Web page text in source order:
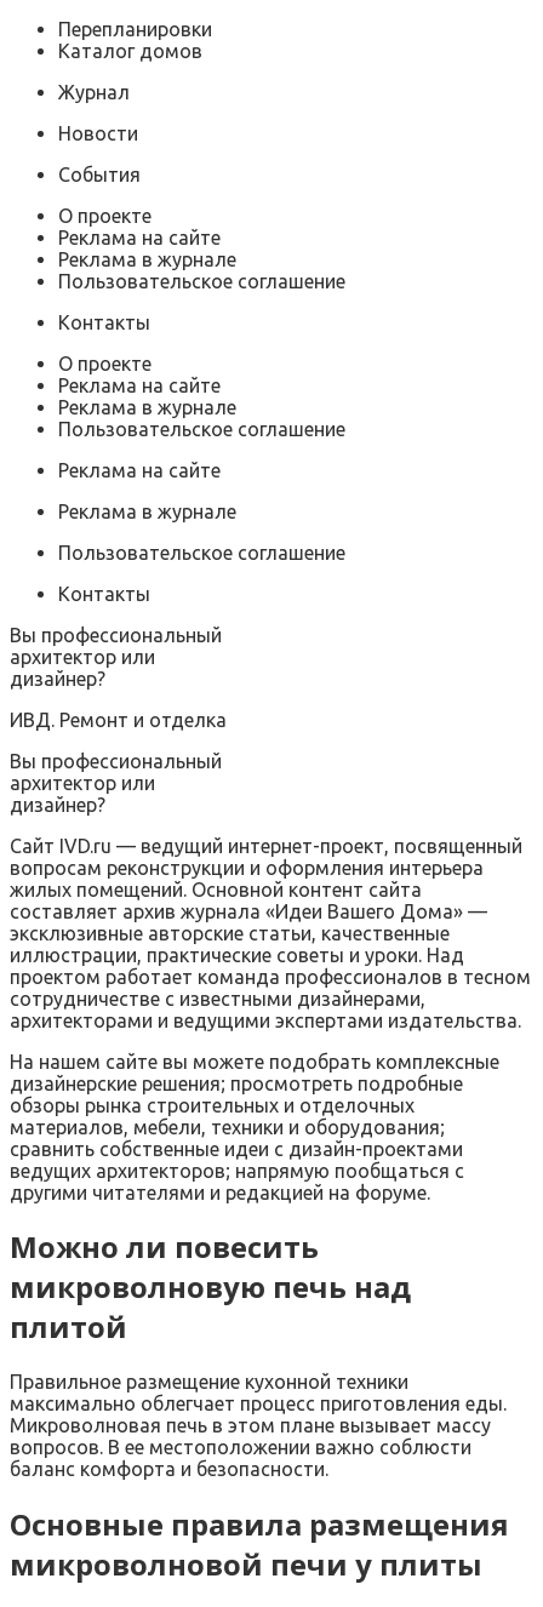
Перепланировки
Каталог домов
Журнал
Новости
События
О проекте
Реклама на сайте
Реклама в журнале
Пользовательское соглашение
Контакты
О проекте
Реклама на сайте
Реклама в журнале
Пользовательское соглашение
Реклама на сайте
Реклама в журнале
Пользовательское соглашение
Контакты
Вы профессиональный
архитектор или
дизайнер?
ИВД. Ремонт и отделка
Вы профессиональный
архитектор или
дизайнер?
Сайт IVD.ru — ведущий интернет-проект, посвященный
вопросам реконструкции и оформления интерьера
жилых помещений. Основной контент сайта
составляет архив журнала «Идеи Вашего Дома» —
эксклюзивные авторские статьи, качественные
иллюстрации, практические советы и уроки. Над
проектом работает команда профессионалов в тесном
сотрудничестве с известными дизайнерами,
архитекторами и ведущими экспертами издательства.
На нашем сайте вы можете подобрать комплексные
дизайнерские решения; просмотреть подробные
обзоры рынка строительных и отделочных
материалов, мебели, техники и оборудования;
сравнить собственные идеи с дизайн-проектами
ведущих архитекторов; напрямую пообщаться с
другими читателями и редакцией на форуме.
Можно ли повесить
микроволновую печь над
плитой
Правильное размещение кухонной техники
максимально облегчает процесс приготовления еды.
Микроволновая печь в этом плане вызывает массу
вопросов. В ее местоположении важно соблюсти
баланс комфорта и безопасности.
Основные правила размещения
микроволновой печи у плиты